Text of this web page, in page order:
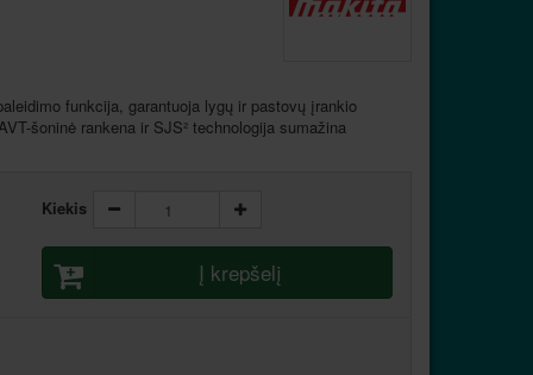
funkcija, garantuoja lygų ir pastovų įrankio
šoninė rankena ir SJS² technologija sumažina
Kiekis
Į krepšelį